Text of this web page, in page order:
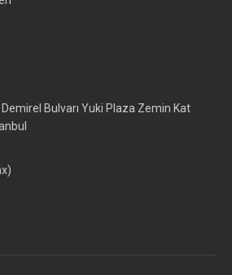
Bulvarı Yuki Plaza Zemin Kat